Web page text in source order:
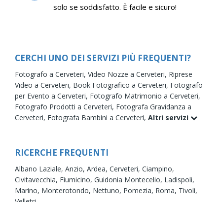
solo se soddisfatto. È facile e sicuro!
CERCHI UNO DEI SERVIZI PIÙ FREQUENTI?
Fotografo a Cerveteri, Video Nozze a Cerveteri, Riprese
Video a Cerveteri, Book Fotografico a Cerveteri, Fotografo
per Evento a Cerveteri, Fotografo Matrimonio a Cerveteri,
Fotografo Prodotti a Cerveteri, Fotografa Gravidanza a
Cerveteri, Fotografa Bambini a Cerveteri, Altri servizi
RICERCHE FREQUENTI
Albano Laziale, Anzio, Ardea, Cerveteri, Ciampino,
Civitavecchia, Fiumicino, Guidonia Montecelio, Ladispoli,
Marino, Monterotondo, Nettuno, Pomezia, Roma, Tivoli,